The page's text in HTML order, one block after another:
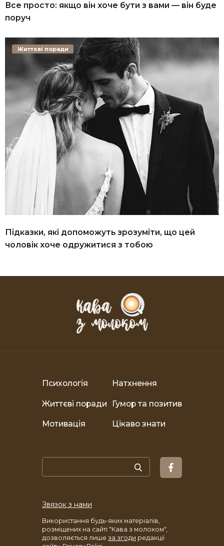
Все просто: якщо він хоче бути з вами — він буде
поруч
Підказки, які допоможуть зрозуміти, що цей
чоловік хоче одружитися з тобою
Життєві поради
Психологія Натхнення
Життєві поради Гумор та позитив
Мотивація Цікаво знати
Звязок з нами
Використання будь-яких матеріалів,
розміщених на сайті "Кава з молоком",
дозволяється лише за згоди редакції